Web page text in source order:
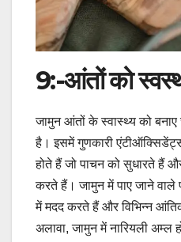
9:-आंतों को
जामुन आंतों के स्वास्थ्य को बनाए
है। इसमें गुणकारी
होते हैं जो पाचन को सुधारते हैं
करते हैं। जामुन में पाए जाने वाले
में मदद करते हैं और विभिन्न
अलावा, जामुन में नारियली अम्ल